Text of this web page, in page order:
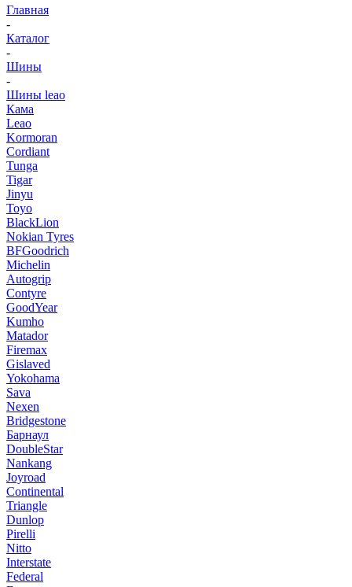
Главная
-
Каталог
-
Шины
-
Шины leao
Кама
Leao
Kormoran
Cordiant
Tunga
Tigar
Jinyu
Toyo
BlackLion
Nokian Tyres
BFGoodrich
Michelin
Autogrip
Contyre
GoodYear
Kumho
Matador
Firemax
Gislaved
Yokohama
Sava
Nexen
Bridgestone
Барнаул
DoubleStar
Nankang
Joyroad
Continental
Triangle
Dunlop
Pirelli
Nitto
Interstate
Federal